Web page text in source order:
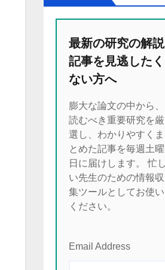
最新の研究の解説
記事を見逃したく
ない方へ
膨大な論文の中から、
読むべき重要研究を厳
選し、わかりやすくま
とめた記事を毎週土曜
日に届けします。 忙し
い先生のための情報収
集ツールとしてお使い
ください。
Email Address